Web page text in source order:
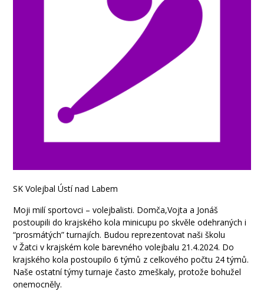
SK Volejbal Ústí nad Labem
Moji milí sportovci – volejbalisti. Domča,Vojta a Jonáš
postoupili do krajského kola minicupu po skvěle odehraných i
“prosmátých” turnajích. Budou reprezentovat naši školu
v Žatci v krajském kole barevného volejbalu 21.4.2024. Do
krajského kola postoupilo 6 týmů z celkového počtu 24 týmů.
Naše ostatní týmy turnaje často zmeškaly, protože bohužel
onemocněly.